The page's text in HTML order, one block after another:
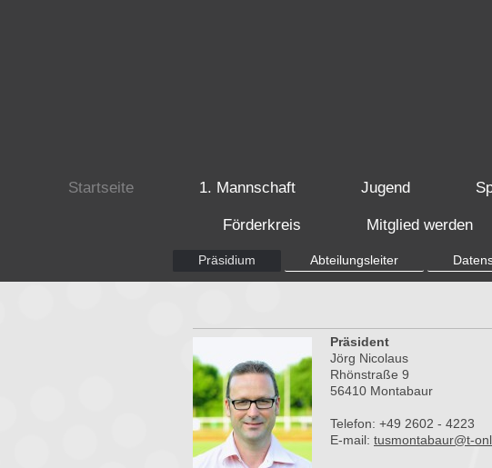
Startseite 1. Mannschaft Jugend
Förderkreis Mitglied werden
Präsidium Abteilungsleiter
Präsident
Jörg Nicolaus
Rhönstraße 9
56410 Montabaur
Telefon: +49 2602 - 4223
E-mail: tusmontabaur@t-